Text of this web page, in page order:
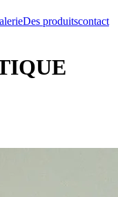
Des produitscontact